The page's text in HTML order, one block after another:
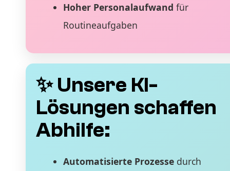
Hoher Personalaufwand für
Routineaufgaben
✨ Unsere KI-
Lösungen schaffen
Abhilfe:
Automatisierte Prozessedurch